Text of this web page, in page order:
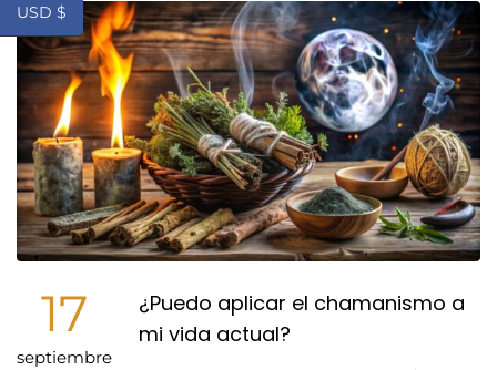
17
septiembre
¿Puedo aplicar el chamanismo a
mi vida actual?
USD $